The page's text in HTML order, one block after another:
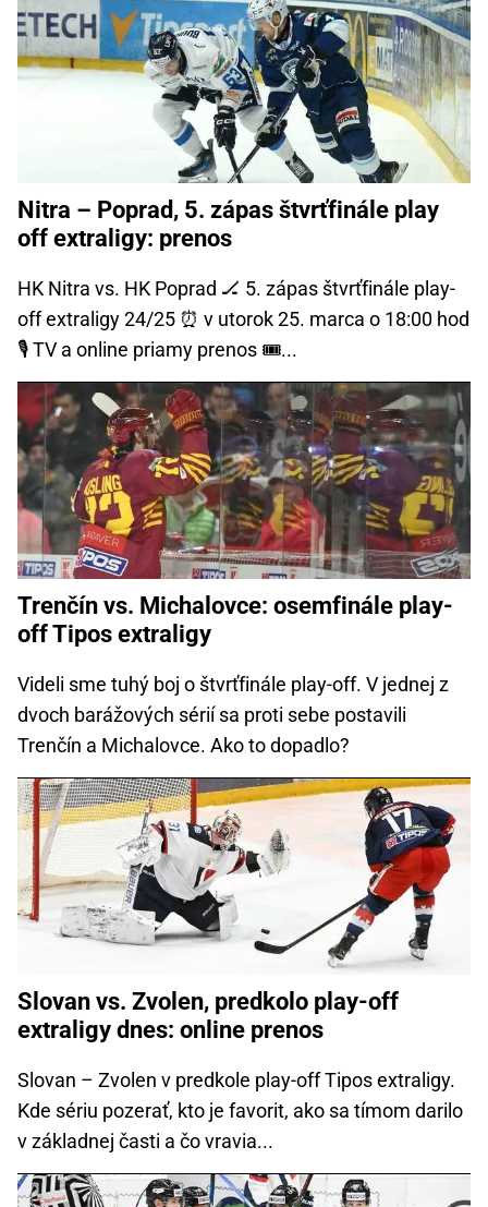
Nitra – Poprad, 5. zápas štvrťfinále play
off extraligy: prenos
HK Nitra vs. HK Poprad 🏒 5. zápas štvrťfinále play-
off extraligy 24/25 ⏰ v utorok 25. marca o 18:00 hod
🎙️ TV a online priamy prenos 🎟️...
Trenčín vs. Michalovce: osemfinále play-
off Tipos extraligy
Videli sme tuhý boj o štvrťfinále play-off. V jednej z
dvoch barážových sérií sa proti sebe postavili
Trenčín a Michalovce. Ako to dopadlo?
Slovan vs. Zvolen, predkolo play-off
extraligy dnes: online prenos
Slovan – Zvolen v predkole play-off Tipos extraligy.
Kde sériu pozerať, kto je favorit, ako sa tímom darilo
v základnej časti a čo vravia...